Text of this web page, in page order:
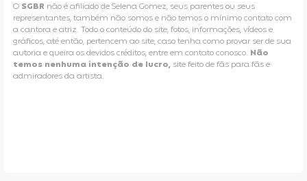
O SGBR não é afiliado de Selena Gomez, seus parentes ou seus
representantes, também não somos e não temos o mínimo contato com
a cantora e atriz. Todo o conteúdo do site, fotos, informações, vídeos e
gráficos, até então, pertencem ao site, caso tenha como provar ser de sua
autoria e queira os devidos créditos, entre em contato conosco. Não
temos nenhuma intenção de lucro, site feito de fãs para fãs e
admiradores da artista.